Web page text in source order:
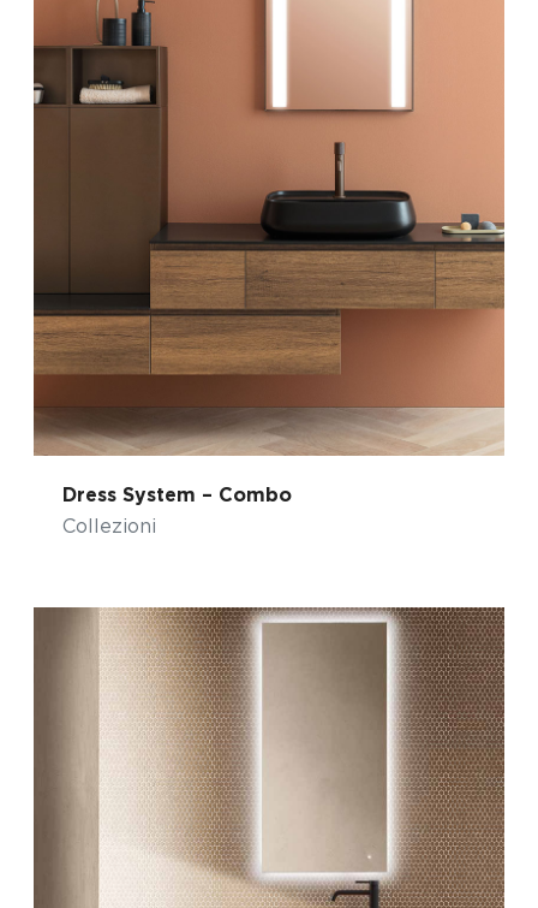
Dress System – Combo
Collezioni